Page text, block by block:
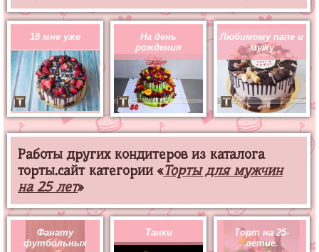
18 мне уже
На день
рождения
Любимому папе и
мужу
Работы других кондитеров из каталога
торты.сайт категории «Торты для мужчин
на 25 лет»
Фанату
футбольных
Танки
Торт на 25-
летие.